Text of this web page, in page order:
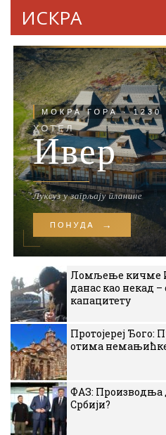
ИСКРА
Ломљење кичме
данас као некад
капацитету
Протојереј
отима
ФАЗ: Производња
Србији?